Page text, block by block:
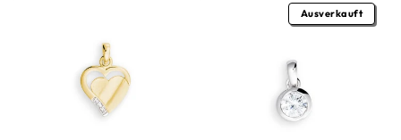
Ausverkauft